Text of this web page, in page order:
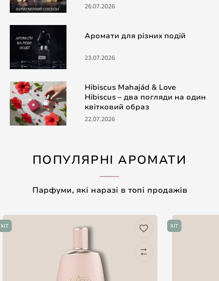
26.07.2026
Аромати для різних подій
23.07.2026
Hibiscus Mahajád & Love
Hibiscus – два погляди на один
квітковий образ
22.07.2026
ПОПУЛЯРНІ АРОМАТИ
Парфуми, які наразі в топі продажів
ХІТ ХІТ